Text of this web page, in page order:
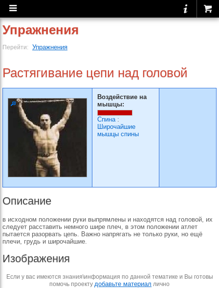
Упражнения
Перейти: Упражнения
Растягивание цепи над головой
Воздействие на
мышцы:
Спина:
Широчайшие
мышцы спины
Описание
в исходном по­ложении руки выпрямле­ны и находятся над голо­вой, их
следует расста­вить немного шире плеч, в этом положении атлет
пытается разорвать цепь. Важно напрягать не толь­ко руки, но ещё
плечи, грудь и широчайшие.
Изображения
Если у вас имеются знания\информация по данной тематике и Вы готовы
помочь проекту добавьте материал лично